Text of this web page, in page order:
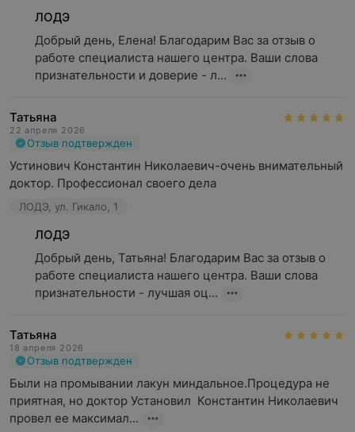
ЛОДЭ
Добрый день, Елена! Благодарим Вас за отзыв о
работе специалиста нашего центра. Ваши слова
признательности и доверие - л...
Татьяна
22 апреля 2026
Отзыв подтвержден
Устинович Константин Николаевич-очень внимательный
доктор. Профессионал своего дела
ЛОДЭ, ул. Гикало, 1
ЛОДЭ
Добрый день, Татьяна! Благодарим Вас за отзыв о
работе специалиста нашего центра. Ваши слова
признательности - лучшая оц...
Татьяна
18 апреля 2026
Отзыв подтвержден
Были на промывании лакун миндальное.Процедура не
приятная, но доктор Установил  Константин Николаевич
провел ее максимал...